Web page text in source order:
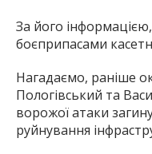
За його
боєприпасами
Нагадаємо, раніше
Пологівський та
ворожої атаки
руйнування